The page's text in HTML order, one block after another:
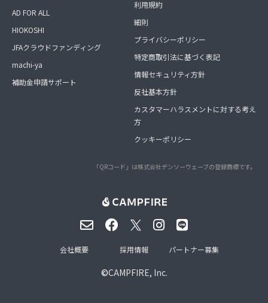
AD FOR ALL
HIOKOSHI
JFAクラウドファンディング
machi-ya
補助金申請サポート
利用規約
細則
プライバシーポリシー
特定商取引法に基づく表記
情報セキュリティ方針
反社基本方針
カスタマーハラスメントに対する考え
方
クッキーポリシー
「QRコード」は株式会社デンソーウェーブの登録商標です。
©CAMPFIRE, Inc.
会社概要 採用情報 パートナー募集